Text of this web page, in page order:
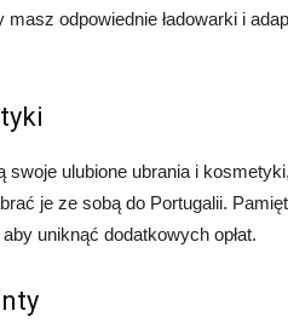
odpowiednie ładowarki i
ulubione ubrania i
je ze sobą do Portugalii.
uniknąć dodatkowych opłat.